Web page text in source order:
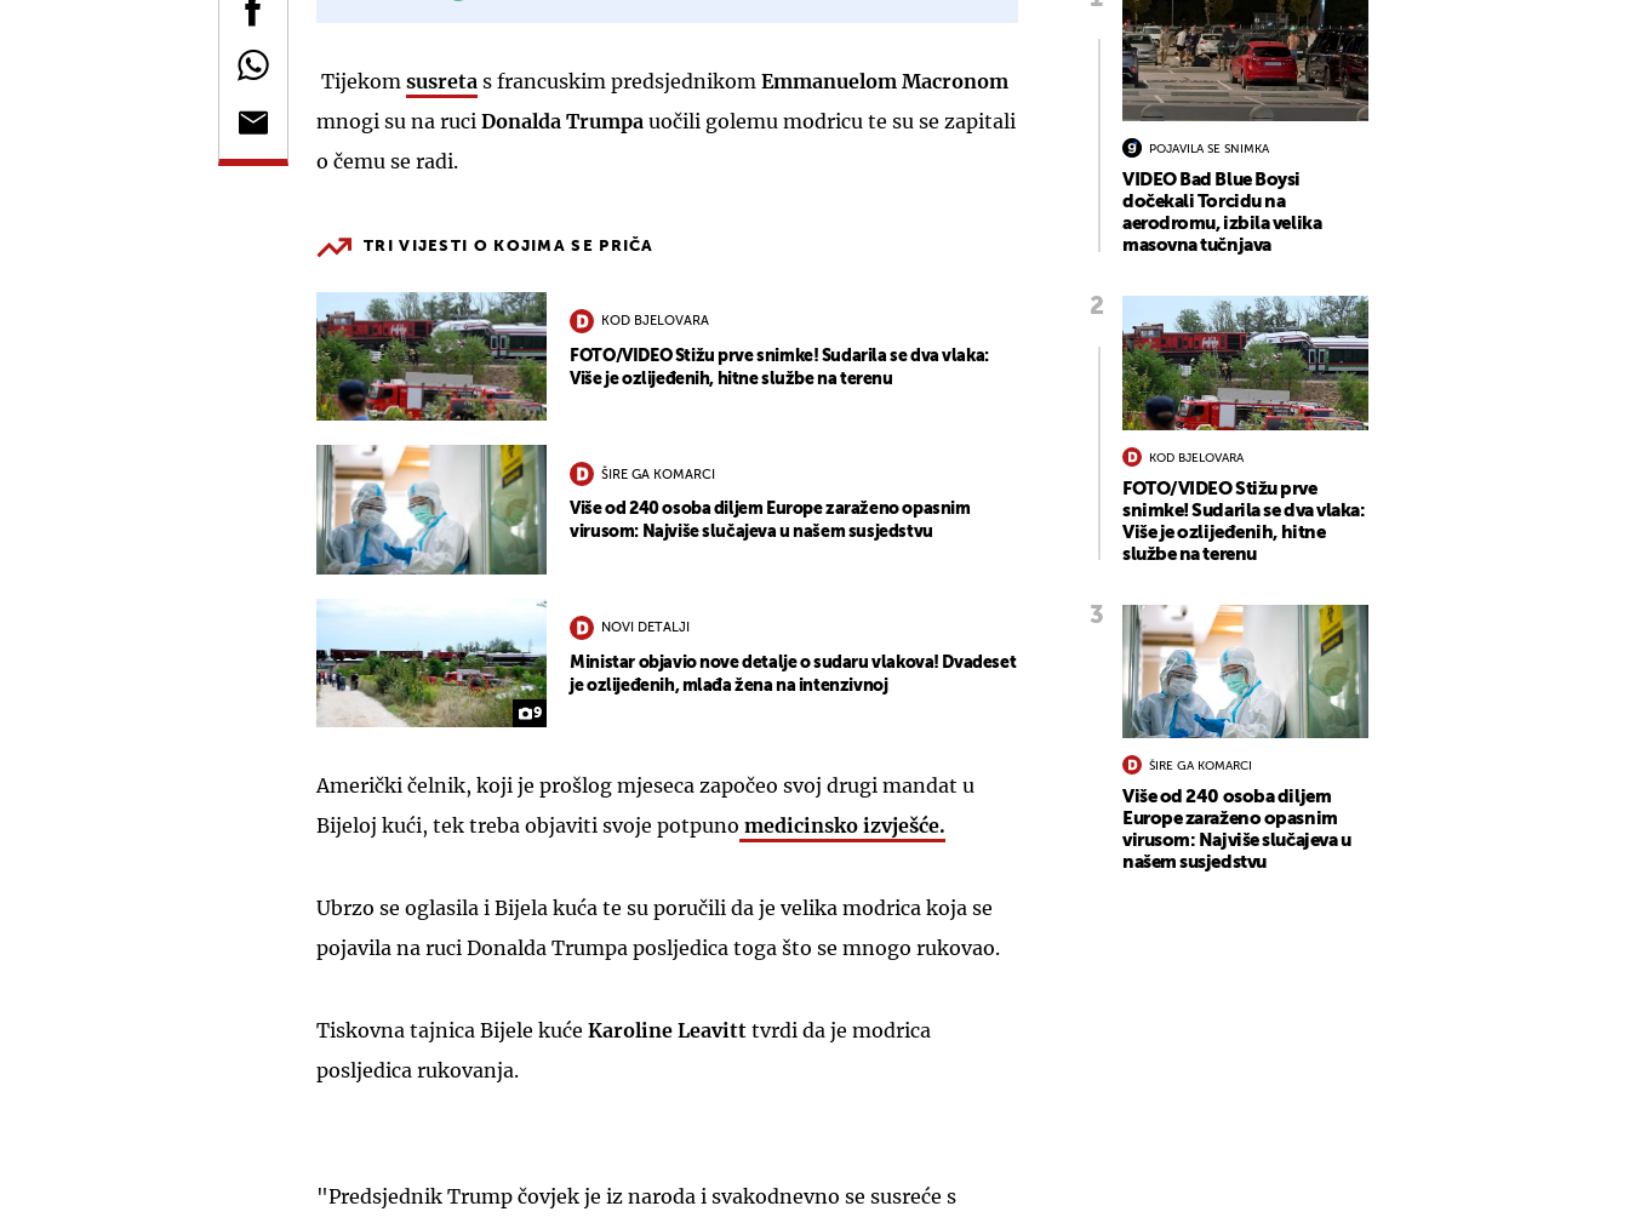
Tijekom susreta s francuskim predsjednikom Emmanuelom Macronom
mnogi su na ruci Donalda Trumpa uočili golemu modricu te su se zapitali
o čemu se radi.
TRI VIJESTI O KOJIMA SE PRIČA
KOD BJELOVARA
FOTO/VIDEO Stižu prve snimke! Sudarila se dva vlaka:
Više je ozlijeđenih, hitne službe na terenu
ŠIRE GA KOMARCI
Više od 240 osoba diljem Europe zaraženo opasnim
virusom: Najviše slučajeva u našem susjedstvu
9
NOVI DETALJI
Ministar objavio nove detalje o sudaru vlakova! Dvadeset
je ozlijeđenih, mlađa žena na intenzivnoj
Američki čelnik, koji je prošlog mjeseca započeo svoj drugi mandat u
Bijeloj kući, tek treba objaviti svoje potpuno medicinsko izvješće.
Ubrzo se oglasila i Bijela kuća te su poručili da je velika modrica koja se
pojavila na ruci Donalda Trumpa posljedica toga što se mnogo rukovao.
Tiskovna tajnica Bijele kuće Karoline Leavitt tvrdi da je modrica
posljedica rukovanja.
"Predsjednik Trump čovjek je iz naroda i svakodnevno se susreće s
POJAVILA SE SNIMKA
VIDEO Bad Blue Boysi
dočekali Torcidu na
aerodromu, izbila velika
masovna tučnjava
KOD BJELOVARA
FOTO/VIDEO Stižu prve
snimke! Sudarila se dva vlaka:
Više je ozlijeđenih, hitne
službe na terenu
ŠIRE GA KOMARCI
Više od 240 osoba diljem
Europe zaraženo opasnim
virusom: Najviše slučajeva u
našem susjedstvu